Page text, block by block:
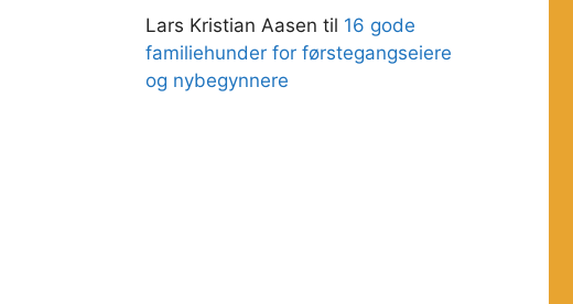
Lars Kristian Aasen til 16 gode
familiehunder for førstegangseiere
og nybegynnere